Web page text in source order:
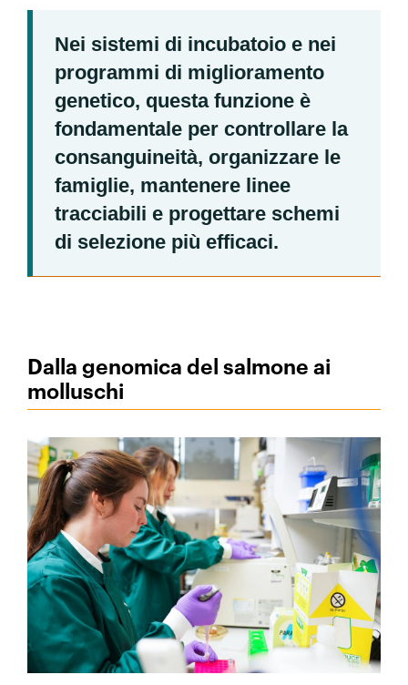
Nei sistemi di incubatoio e nei
programmi di miglioramento
genetico, questa funzione è
fondamentale per controllare la
consanguineità, organizzare le
famiglie, mantenere linee
tracciabili e progettare schemi
di selezione più efficaci.
Dalla genomica del salmone ai
molluschi